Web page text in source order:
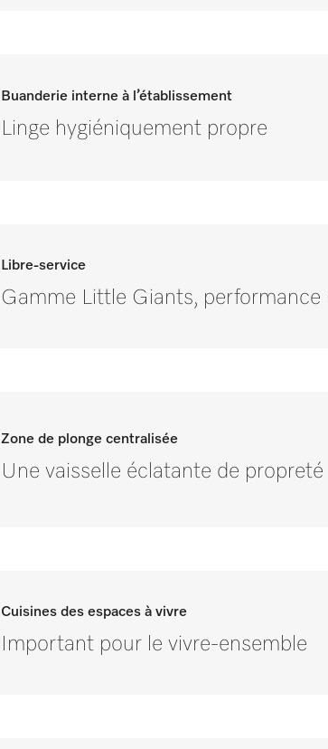
Buanderie interne à l’établissement
Linge hygiéniquement propre
Libre-service
Gamme Little Giants,
Zone de plonge centralisée
Une vaisselle éclatante de propreté
Cuisines des espaces à vivre
Important pour le vivre-ensemble